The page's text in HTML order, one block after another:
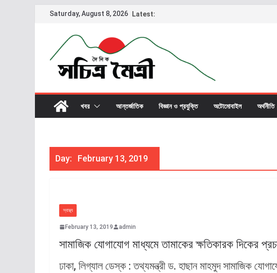
Saturday, August 8, 2026 Latest:
খবর আন্তর্জাতিক বিজ্ঞান ও প্রযুক্তি অটোমোবাইল অর্থনীতি
Day: February 13, 2019
স্বাস্থ্য
February 13, 2019 admin
সামাজিক যোগাযোগ মাধ্যমে তামাকের ক্ষতিকারক দিকের
ঢাকা, লিগ্যাল ডেস্ক : তথ্যমন্ত্রী ড. হাছান মাহমুদ সামাজিক